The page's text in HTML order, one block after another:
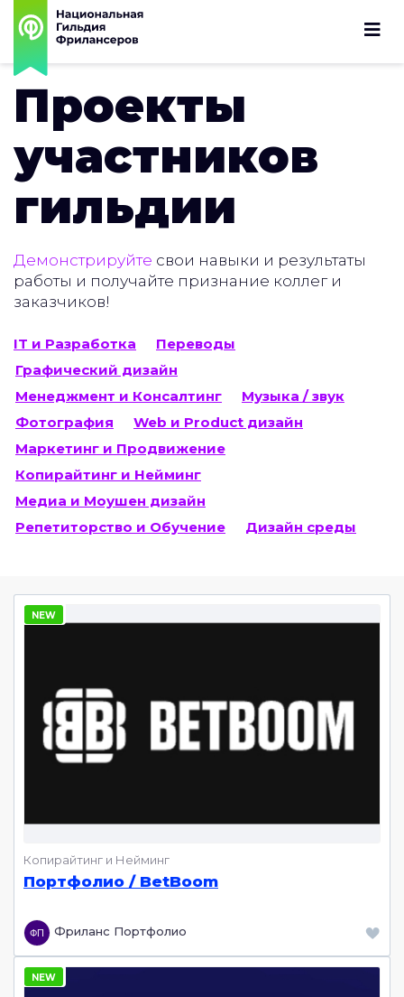
Проекты
участников
гильдии
Демонстрируйте свои навыки и результаты
работы и получайте признание коллег и
заказчиков!
IT и Разработка
Переводы
Графический дизайн
Менеджмент и Консалтинг
Музыка / звук
Фотография
Web и Product дизайн
Маркетинг и Продвижение
Копирайтинг и Нейминг
Медиа и Моушен дизайн
Репетиторство и Обучение
Дизайн среды
Копирайтинг и Нейминг
Портфолио / BetBoom
Фриланс Портфолио